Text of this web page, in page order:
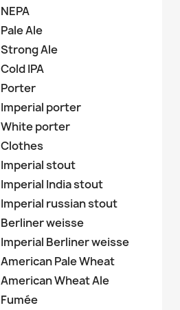
NEPA
Pale Ale
Strong Ale
Cold IPA
Porter
Imperial porter
White porter
Clothes
Imperial stout
Imperial India stout
Imperial russian stout
Berliner weisse
Imperial Berliner weisse
American Pale Wheat
American Wheat Ale
Fumée